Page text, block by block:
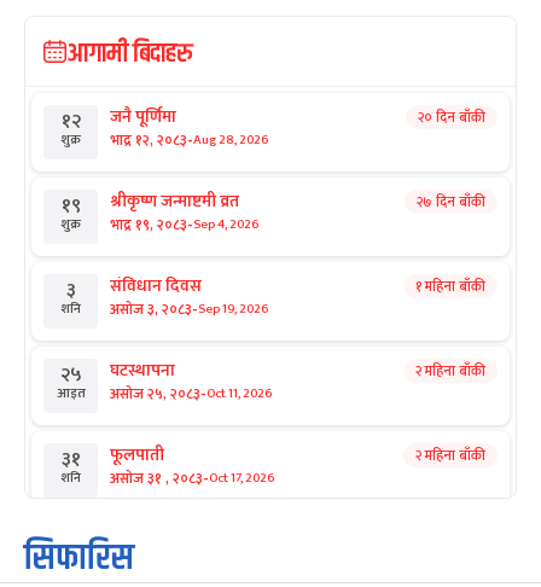
आगामी बिदाहरु
१२
शुक्र
जनै पूर्णिमा
भाद्र १२, २०८३-Aug 28, 2026
२० दिन बाँकी
१९
शुक्र
श्रीकृष्ण जन्माष्टमी व्रत
भाद्र १९, २०८३-Sep 4, 2026
२७ दिन बाँकी
३
शनि
संविधान दिवस
असोज ३, २०८३-Sep 19, 2026
१ महिना बाँकी
२५
आइत
घटस्थापना
असोज २५, २०८३-Oct 11, 2026
२ महिना बाँकी
३१
शनि
फूलपाती
असोज ३१ , २०८३-Oct 17, 2026
२ महिना बाँकी
१
आइत
कार्तिक सङ्क्रान्ति
कार्तिक १, २०८३
सिफारिस